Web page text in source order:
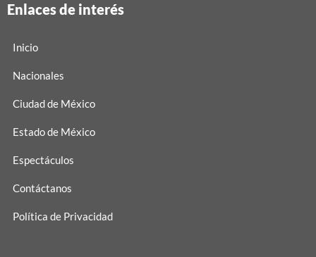
Enlaces de interés
Inicio
Nacionales
Ciudad de México
Estado de México
Espectáculos
Contáctanos
Política de Privacidad